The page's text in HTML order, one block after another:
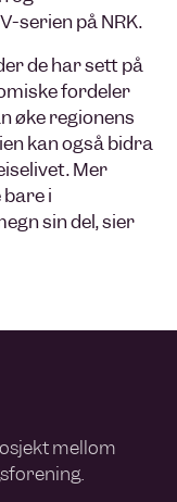
serien på NRK.
de har sett på
fordeler
øke regionens
kan også bidra
Mer
i
sin del, sier
mellom